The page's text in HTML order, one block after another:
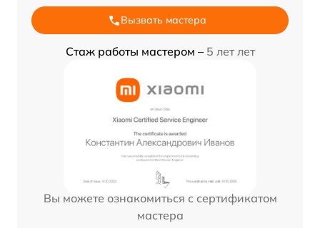
Вызвать мастера
Стаж работы мастером – 5 лет лет
Вы можете ознакомиться с сертификатом
мастера